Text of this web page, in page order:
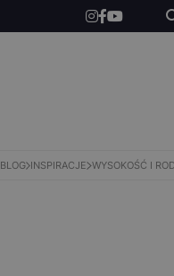
NEWS
BLOG INSPIRACJE WYSOKOŚĆ I